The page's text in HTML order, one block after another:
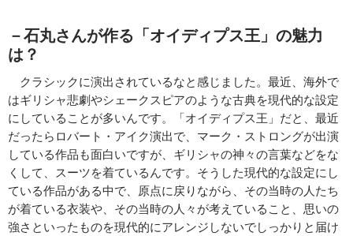
－石丸さんが作る「オイディプス王」の魅力
は？
クラシックに演出されているなと感じました。最近、海外で
はギリシャ悲劇やシェークスピアのような古典を現代的な設定
にしていることが多いんです。「オイディプス王」だと、最近
だったらロバート・アイク演出で、マーク・ストロングが出演
している作品も面白いですが、ギリシャの神々の言葉などをな
くして、スーツを着ているんです。そうした現代的な設定にし
ている作品がある中で、原点に戻りながら、その当時の人たち
が着ている衣装や、その当時の人々が考えていること、思いの
強さといったものを現代的にアレンジしないでしっかりと届け